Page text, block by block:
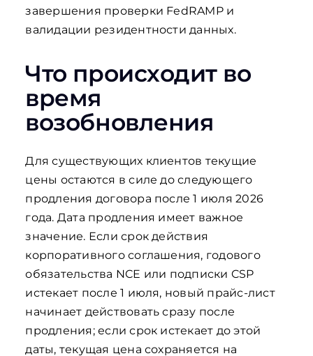
завершения проверки FedRAMP и
валидации резидентности данных.
Что происходит во
время
возобновления
Для существующих клиентов текущие
цены остаются в силе до следующего
продления договора после 1 июля 2026
года. Дата продления имеет важное
значение. Если срок действия
корпоративного соглашения, годового
обязательства NCE или подписки CSP
истекает после 1 июля, новый прайс-лист
начинает действовать сразу после
продления; если срок истекает до этой
даты, текущая цена сохраняется на